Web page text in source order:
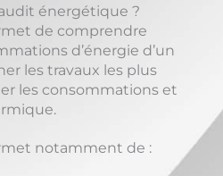
énergétique ?
de comprendre
d’énergie d’un
les travaux les plus
les consommations et
notamment de :